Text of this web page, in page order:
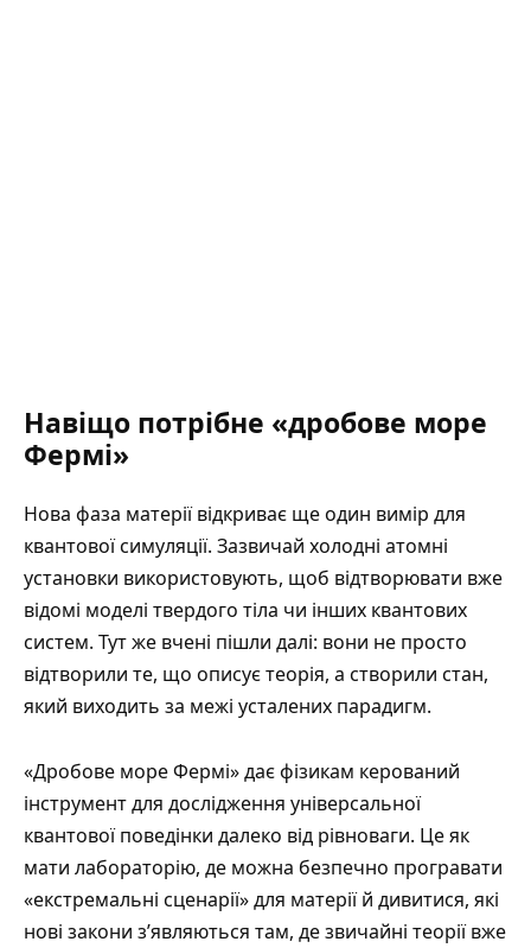
Навіщо потрібне «дробове море
Фермі»
Нова фаза матерії відкриває ще один вимір для
квантової симуляції. Зазвичай холодні атомні
установки використовують, щоб відтворювати вже
відомі моделі твердого тіла чи інших квантових
систем. Тут же вчені пішли далі: вони не просто
відтворили те, що описує теорія, а створили стан,
який виходить за межі усталених парадигм.
«Дробове море Фермі» дає фізикам керований
інструмент для дослідження універсальної
квантової поведінки далеко від рівноваги. Це як
мати лабораторію, де можна безпечно програвати
«екстремальні сценарії» для матерії й дивитися, які
нові закони з’являються там, де звичайні теорії вже